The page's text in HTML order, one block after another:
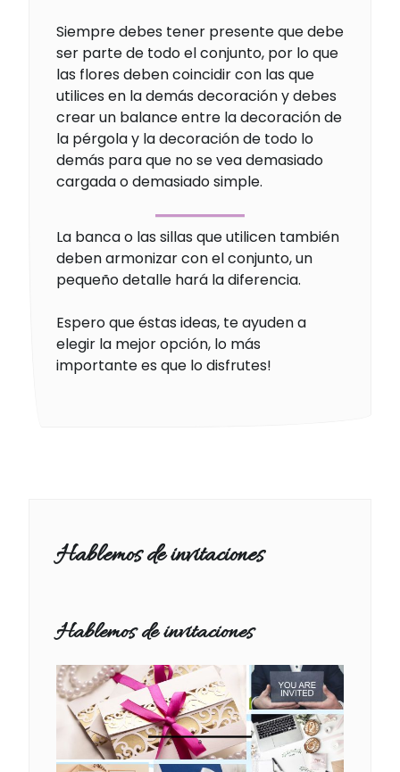
Siempre debes tener presente que debe
ser parte de todo el conjunto, por lo que
las flores deben coincidir con las que
utilices en la demás decoración y debes
crear un balance entre la decoración de
la pérgola y la decoración de todo lo
demás para que no se vea demasiado
cargada o demasiado simple.
La banca o las sillas que utilicen también
deben armonizar con el conjunto, un
pequeño detalle hará la diferencia.
Espero que éstas ideas, te ayuden a
elegir la mejor opción, lo más
importante es que lo disfrutes!
Hablemos de invitaciones
Hablemos de invitaciones